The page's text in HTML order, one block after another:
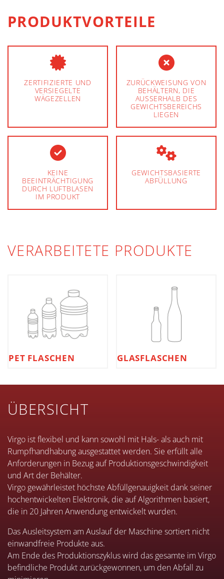
PRODUKTVORTEILE
ZERTIFIZIERTE UND
VERSIEGELTE
WÄGEZELLEN
ZURÜCKWEISUNG VON
BEHÄLTERN, DIE
AUSSERHALB DES G
EWICHTSBEREICHS L
IEGEN
KEINE
BEEINTRÄCHTIGUNG
DURCH LUFTBLASEN
IM PRODUKT
GEWICHTSBASIERTE
ABFÜLLUNG
VERARBEITETE PRODUKTE
PET FLASCHEN GLASFLASCHEN
ÜBERSICHT
Virgo ist flexibel und kann sowohl mit Hals- als auch mit
Rumpfhandhabung ausgestattet werden. Sie erfüllt alle
Anforderungen in Bezug auf Produktionsgeschwindigkeit
und Art der Behälter.
Virgo gewährleistet höchste Abfüllgenauigkeit dank seiner
hochentwickelten Elektronik, die auf Algorithmen basiert,
die in 20 Jahren Anwendung entwickelt wurden.
Das Ausleitsystem am Auslauf der Maschine sortiert nicht
einwandfreie Produkte aus.
Am Ende des Produktionszyklus wird das gesamte im Virgo
befindliche Produkt zurückgewonnen, um den Abfall zu